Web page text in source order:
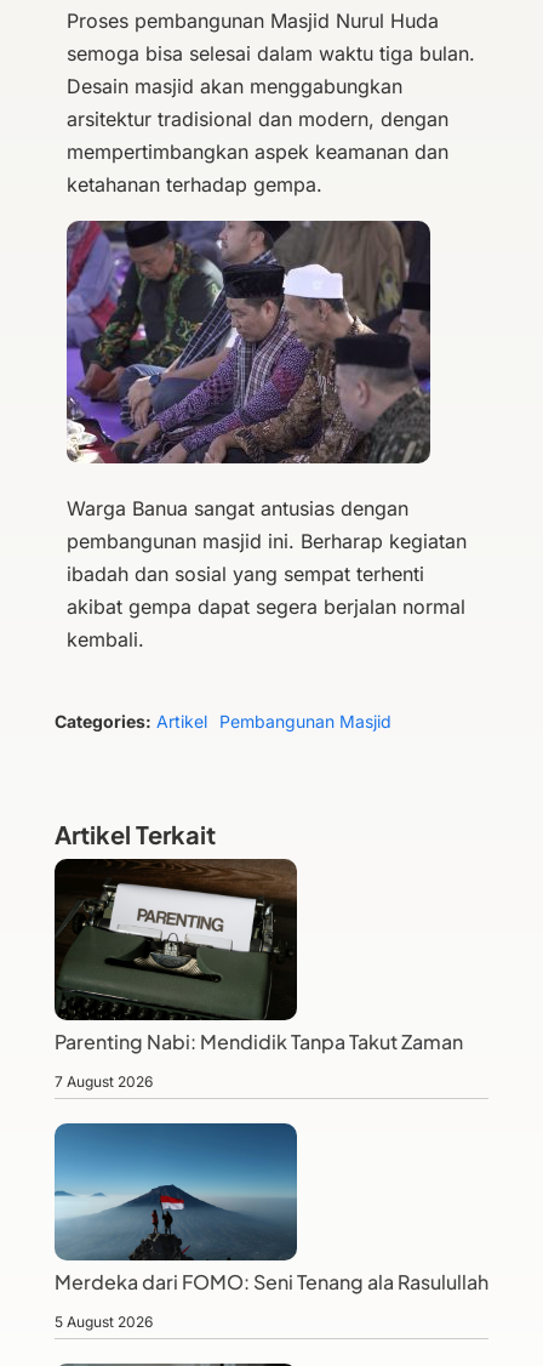
Proses pembangunan Masjid Nurul Huda
semoga bisa selesai dalam waktu tiga bulan.
Desain masjid akan menggabungkan
arsitektur tradisional dan modern, dengan
mempertimbangkan aspek keamanan dan
ketahanan terhadap gempa.
Warga Banua sangat antusias dengan
pembangunan masjid ini. Berharap kegiatan
ibadah dan sosial yang sempat terhenti
akibat gempa dapat segera berjalan normal
kembali.
Categories: Artikel Pembangunan Masjid
Artikel Terkait
Parenting Nabi: Mendidik Tanpa Takut Zaman
7 August 2026
Merdeka dari FOMO: Seni Tenang ala Rasulullah
5 August 2026